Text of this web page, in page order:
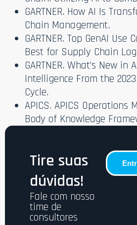
GARTNER. How AI Is
Chain Management.
GARTNER. Top GenAI Use
Best for Supply Chain
GARTNER. What’s New in
Intelligence From the
Cycle.
APICS. APICS Operations
Body of Knowledge
Tire suas
dúvidas!
Fale com nosso
time de
consultores